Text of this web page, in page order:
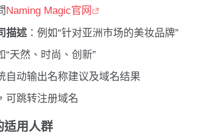
Naming Magic官网
描述：例如“针对亚洲市场的美妆品牌”
“天然、时尚、创新”
自动输出名称建议及域名结果
，可跳转注册域名
用人群